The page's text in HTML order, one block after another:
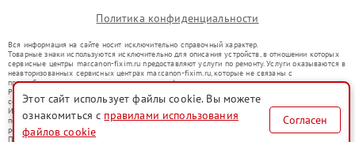
Политика конфиденциальности
Вся информация на сайте носит исключительно справочный характер.
Товарные знаки используются исключительно для описания устройств, в отношении которых
сервисные центры mar.canon-fixim.ru предоставляют услуги по ремонту. Услуги оказываются в
неавторизованных сервисных центрах mar.canon-fixim.ru, которые не связаны с
правообладателями товарных знаков или их официальными представителями.
Ремонт осуществляется для устройств, уже введенных в гражданский оборот в соответствии
со статьей 1487 ГК РФ.
Использование товарных знаков не преследует цели индивидуализации услуг или введения
потребителей в заблуждение, а служит для информирования о предоставляемых услугах по
ремонту техники указанных брендов.
Представленная на сайте информация не является публичной офертой, определяемой
Этот сайт использует файлы cookie. Вы можете
ознакомиться с правилами использования
файлов cookie
Согласен